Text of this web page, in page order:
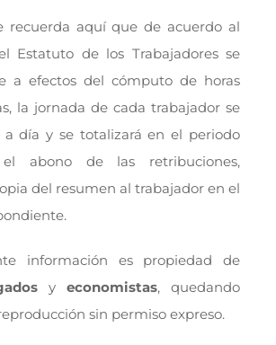
recuerda aquí que de acuerdo al
Estatuto de los Trabajadores se
a efectos del cómputo de horas
la jornada de cada trabajador se
a día y se totalizará en el periodo
abono de las retribuciones,
del resumen al trabajador en el
información es propiedad de
y economistas, quedando
sin permiso expreso.